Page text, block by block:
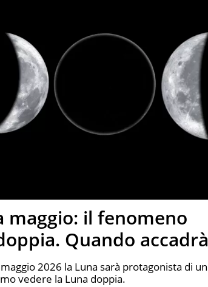
maggio: il fenomeno
Quando accadrà
2026 la Luna sarà protagonista di un
vedere la Luna doppia.